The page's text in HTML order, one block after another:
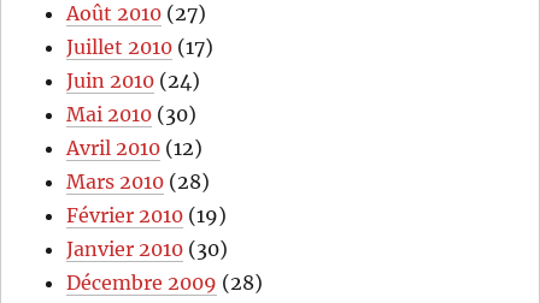
Août 2010 (27)
Juillet 2010 (17)
Juin 2010 (24)
Mai 2010 (30)
Avril 2010 (12)
Mars 2010 (28)
Février 2010 (19)
Janvier 2010 (30)
Décembre 2009 (28)